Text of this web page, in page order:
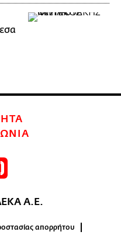
Α.Ε.
απορρήτου